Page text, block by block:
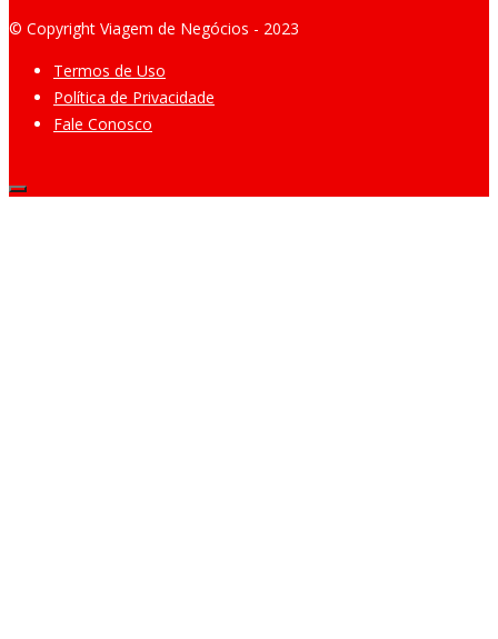
© Copyright Viagem de Negócios - 2023
Termos de Uso
Política de Privacidade
Fale Conosco